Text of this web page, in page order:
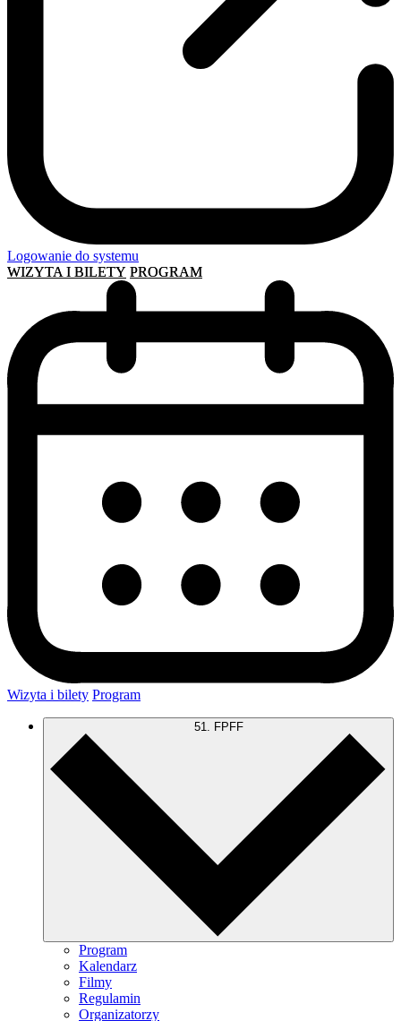
Logowanie do systemu
WIZYTA I BILETY PROGRAM
Wizyta i bilety Program
51. FPFF
Program
Kalendarz
Filmy
Regulamin
Organizatorzy